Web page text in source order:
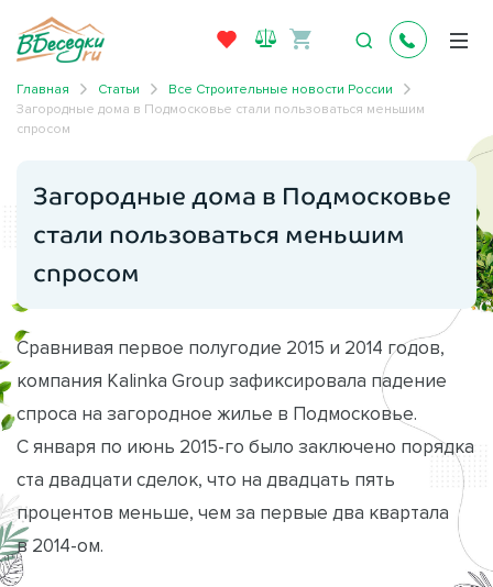
Главная Статьи
Все Строительные новости России
Загородные дома в Подмосковье стали пользоваться меньшим
спросом
Загородные дома в Подмосковье
стали пользоваться меньшим
спросом
Сравнивая первое полугодие 2015 и 2014 годов,
компания Kalinka Group зафиксировала падение
спроса на загородное жилье в Подмосковье.
С января по июнь 2015-го было заключено порядка
ста двадцати сделок, что на двадцать пять
процентов меньше, чем за первые два квартала
в 2014-ом.